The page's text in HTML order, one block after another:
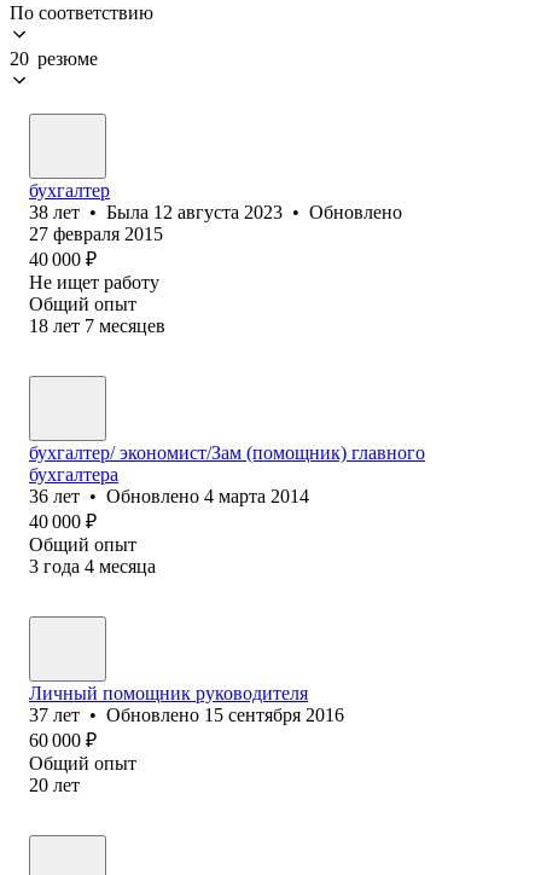
По соответствию
20 резюме
бухгалтер
38 лет • Была 12 августа 2023 • Обновлено
27 февраля 2015
40 000 ₽
Не ищет работу
Общий опыт
18 лет 7 месяцев
бухгалтер/ экономист/Зам (помощник) главного
бухгалтера
36 лет • Обновлено 4 марта 2014
40 000 ₽
Общий опыт
3 года 4 месяца
Личный помощник руководителя
37 лет • Обновлено 15 сентября 2016
60 000 ₽
Общий опыт
20 лет